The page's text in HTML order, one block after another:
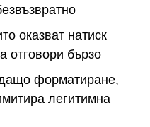
оказват натиск
отговори бързо
форматиране,
легитимна